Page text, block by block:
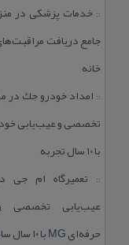
:: خدمات پزشكی در
جامع دریافت
خانه
:: امداد خودرو جك در
با ۱۰ سال تجربه
:: تعمیرگاه ام
عیب‌یابی تخصصی
حرفه‌ای MG با ۱۰ سال سابقه